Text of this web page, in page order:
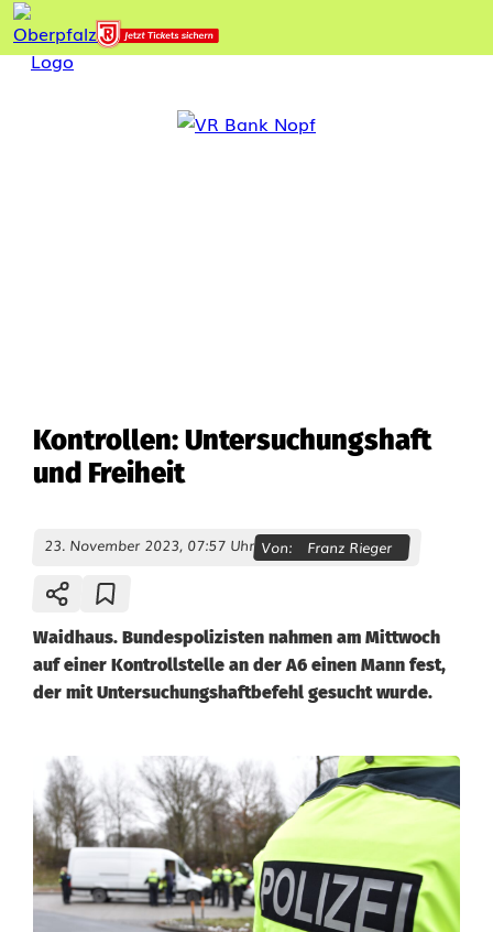
Kontrollen: Untersuchungshaft
und Freiheit
23. November 2023, 07:57 Uhr Von: Franz Rieger
Waidhaus. Bundespolizisten nahmen am Mittwoch
auf einer Kontrollstelle an der A6 einen Mann fest,
der mit Untersuchungshaftbefehl gesucht wurde.
K
o
n
t